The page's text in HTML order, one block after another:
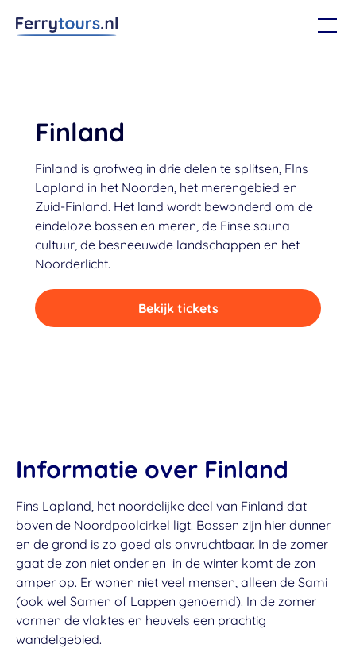
Finland
Finland is grofweg in drie delen te splitsen, FIns
Lapland in het Noorden, het merengebied en
Zuid-Finland. Het land wordt bewonderd om de
eindeloze bossen en meren, de Finse sauna
cultuur, de besneeuwde landschappen en het
Noorderlicht.
Bekijk tickets
Informatie over Finland
Fins Lapland, het noordelijke deel van Finland dat
boven de Noordpoolcirkel ligt. Bossen zijn hier dunner
en de grond is zo goed als onvruchtbaar. In de zomer
gaat de zon niet onder en in de winter komt de zon
amper op. Er wonen niet veel mensen, alleen de Sami
(ook wel Samen of Lappen genoemd). In de zomer
vormen de vlaktes en heuvels een prachtig
wandelgebied.